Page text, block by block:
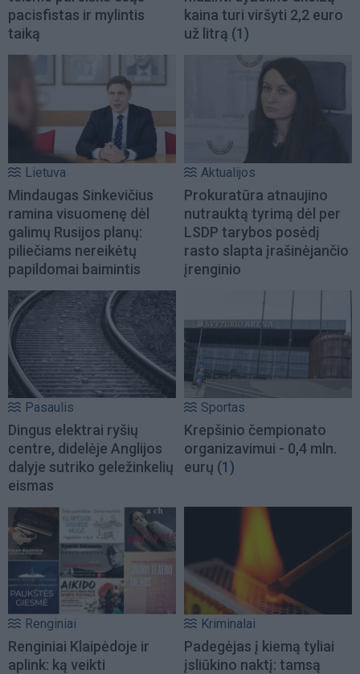
pacisfistas ir mylintis
taiką
kaina turi viršyti 2,2 euro
už litrą (1)
Lietuva
Mindaugas Sinkevičius
ramina visuomenę dėl
galimų Rusijos planų:
piliečiams nereikėtų
papildomai baimintis
Aktualijos
Prokuratūra atnaujino
nutrauktą tyrimą dėl per
LSDP tarybos posėdį
rasto slapta įrašinėjančio
įrenginio
Pasaulis
Dingus elektrai ryšių
centre, didelėje Anglijos
dalyje sutriko geležinkelių
eismas
Sportas
Krepšinio čempionato
organizavimui - 0,4 mln.
eurų (1)
Renginiai
Renginiai Klaipėdoje ir
aplink: ką veikti
Kriminalai
Padegėjas į kiemą tyliai
įsliūkino naktį: tamsą